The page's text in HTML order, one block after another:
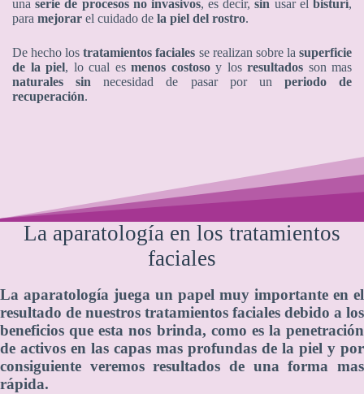
unaserie de procesos no invasivos, es decir,sin usar elbisturí,
para mejorar el cuidado de la piel del rostro.
De hecho lostratamientos faciales se realizan sobre lasuperficie
de la piel, lo cual es menos costosoy los resultados son mas
naturales
sin necesidad de pasar por un periodo de
recuperación.
La aparatología en los tratamientos
faciales
La aparatología juega un papel muy importante en el
resultado de nuestros tratamientos faciales debido a los
beneficios que esta nos brinda, como es la penetración
de activos en las capas mas profundas de la piel y por
consiguiente veremos resultados de una forma mas
rápida.